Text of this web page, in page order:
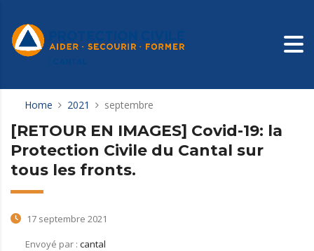
Home 2021 septembre
[RETOUR EN IMAGES] Covid-19: la
Protection Civile du Cantal sur
tous les fronts.
17 septembre 2021
Envoyé par : cantal